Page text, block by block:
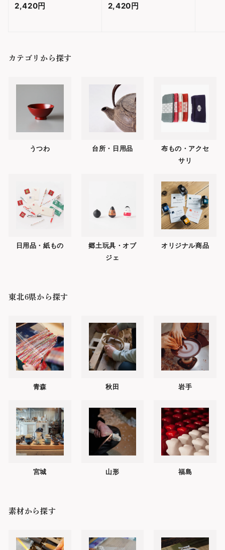
2,420円
0
2,420円
カテゴリから探す
うつわ 台所・日用品
布もの・アクセ
サリ
日用品・紙もの
郷土玩具・オブ
ジェ
オリジナル商品
東北6県から探す
青森 秋田 岩手
宮城 山形 福島
素材から探す